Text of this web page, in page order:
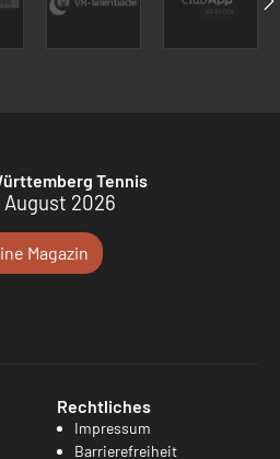
Tennis
August 2026
Magazin
Rechtliches
Impressum
Barrierefreiheit